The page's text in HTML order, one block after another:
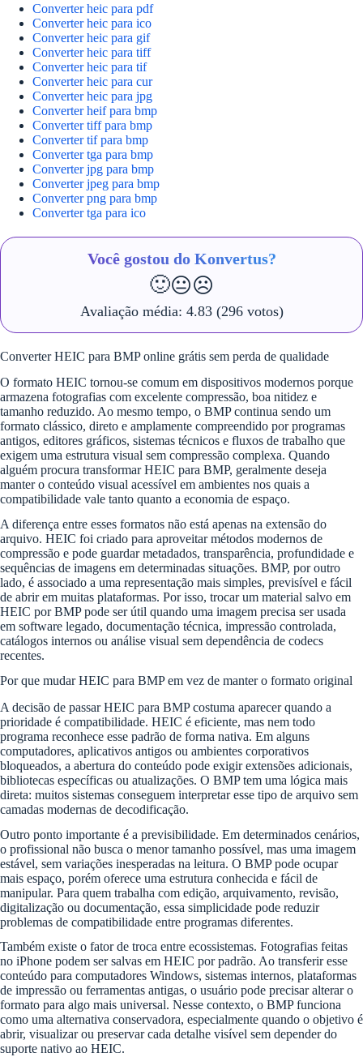
Converter heic para pdf
Converter heic para ico
Converter heic para gif
Converter heic para tiff
Converter heic para tif
Converter heic para cur
Converter heic para jpg
Converter heif para bmp
Converter tiff para bmp
Converter tif para bmp
Converter tga para bmp
Converter jpg para bmp
Converter jpeg para bmp
Converter png para bmp
Converter tga para ico
Você gostou do Konvertus?
🙂😐☹️
Avaliação média: 4.83(296 votos)
Converter HEIC para BMP online grátis sem perda de qualidade
O formato HEIC tornou-se comum em dispositivos modernos porque
armazena fotografias com excelente compressão, boa nitidez e
tamanho reduzido. Ao mesmo tempo, o BMP continua sendo um
formato clássico, direto e amplamente compreendido por programas
antigos, editores gráficos, sistemas técnicos e fluxos de trabalho que
exigem uma estrutura visual sem compressão complexa. Quando
alguém procura transformar HEIC para BMP, geralmente deseja
manter o conteúdo visual acessível em ambientes nos quais a
compatibilidade vale tanto quanto a economia de espaço.
A diferença entre esses formatos não está apenas na extensão do
arquivo. HEIC foi criado para aproveitar métodos modernos de
compressão e pode guardar metadados, transparência, profundidade e
sequências de imagens em determinadas situações. BMP, por outro
lado, é associado a uma representação mais simples, previsível e fácil
de abrir em muitas plataformas. Por isso, trocar um material salvo em
HEIC por BMP pode ser útil quando uma imagem precisa ser usada
em software legado, documentação técnica, impressão controlada,
catálogos internos ou análise visual sem dependência de codecs
recentes.
Por que mudar HEIC para BMP em vez de manter o formato original
A decisão de passar HEIC para BMP costuma aparecer quando a
prioridade é compatibilidade. HEIC é eficiente, mas nem todo
programa reconhece esse padrão de forma nativa. Em alguns
computadores, aplicativos antigos ou ambientes corporativos
bloqueados, a abertura do conteúdo pode exigir extensões adicionais,
bibliotecas específicas ou atualizações. O BMP tem uma lógica mais
direta: muitos sistemas conseguem interpretar esse tipo de arquivo sem
camadas modernas de decodificação.
Outro ponto importante é a previsibilidade. Em determinados cenários,
o profissional não busca o menor tamanho possível, mas uma imagem
estável, sem variações inesperadas na leitura. O BMP pode ocupar
mais espaço, porém oferece uma estrutura conhecida e fácil de
manipular. Para quem trabalha com edição, arquivamento, revisão,
digitalização ou documentação, essa simplicidade pode reduzir
problemas de compatibilidade entre programas diferentes.
Também existe o fator de troca entre ecossistemas. Fotografias feitas
no iPhone podem ser salvas em HEIC por padrão. Ao transferir esse
conteúdo para computadores Windows, sistemas internos, plataformas
de impressão ou ferramentas antigas, o usuário pode precisar alterar o
formato para algo mais universal. Nesse contexto, o BMP funciona
como uma alternativa conservadora, especialmente quando o objetivo é
abrir, visualizar ou preservar cada detalhe visível sem depender do
suporte nativo ao HEIC.